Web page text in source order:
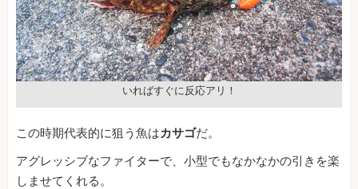
いればすぐに反応アリ！
この時期代表的に狙う魚はカサゴだ。
アグレッシブなファイターで、小型でもなかなかの引きを楽
しませてくれる。